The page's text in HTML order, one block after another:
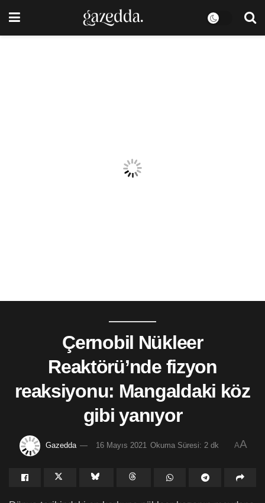
Çernobil Nükleer
Reaktörü’nde fizyon
reaksiyonu: Mangaldaki köz
gibi yanıyor
Gazedda 16 Mayıs 2021 Okuma Süresi: 2 dk AA